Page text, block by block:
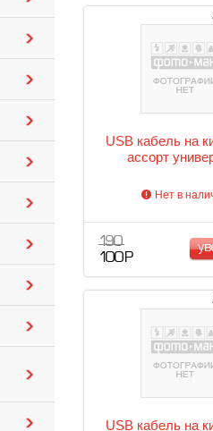
USB кабель на
ассорт
Нет в
190
100 Р
USB кабель на